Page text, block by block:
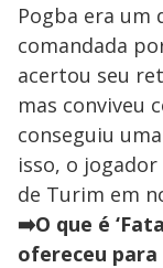
Pogba era um
comandada
acertou seu
mas conviveu
conseguiu
isso, o
de Turim em
➡️O que é
ofereceu